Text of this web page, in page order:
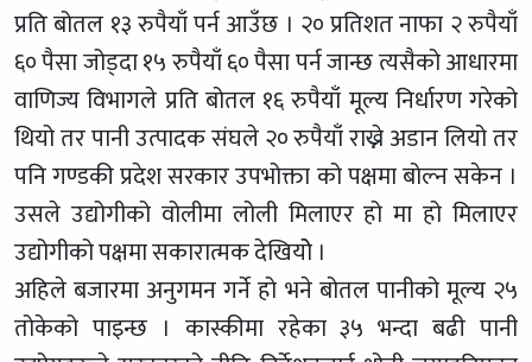
प्रति बोतल १३ रुपैयाँ पर्न आउँछ । २० प्रतिशत नाफा २ रुपैयाँ
६० पैसा जोड्दा १५ रुपैयाँ ६० पैसा पर्न जान्छ त्यसैको आधारमा
वाणिज्य विभागले प्रति बोतल १६ रुपैयाँ मूल्य निर्धारण गरेको
थियो तर पानी उत्पादक संघले २० रुपैयाँ राख्ने अडान लियो तर
पनि गण्डकी प्रदेश सरकार उपभोक्ता को पक्षमा बोल्न सकेन ।
उसले उद्योगीको वोलीमा लोली मिलाएर हो मा हो मिलाएर
उद्योगीको पक्षमा सकारात्मक देखियोे ।
अहिले बजारमा अनुगमन गर्ने हो भने बोतल पानीको मूल्य २५
तोकेको पाइन्छ । कास्कीमा रहेका ३५ भन्दा बढी पानी